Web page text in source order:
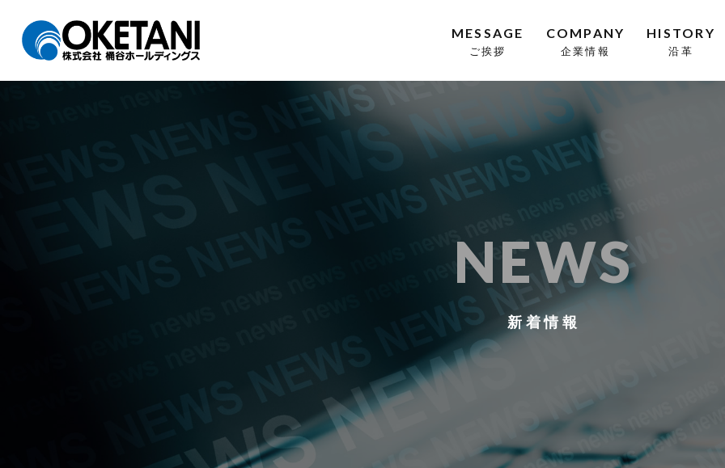
MESSAGE
ご挨拶
COMPANY
企業情報
HISTORY
沿革
NEWS
新着情報